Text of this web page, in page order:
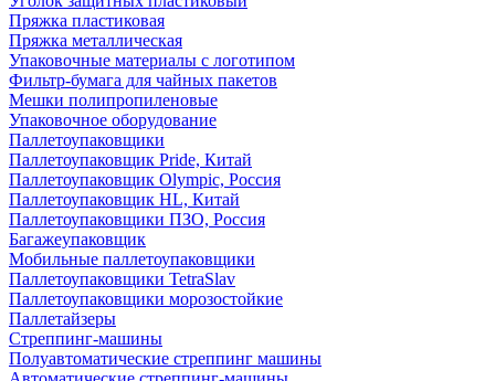
Пряжка пластиковая
Пряжка металлическая
Упаковочные материалы с логотипом
Фильтр-бумага для чайных пакетов
Мешки полипропиленовые
Упаковочное оборудование
Паллетоупаковщики
Паллетоупаковщик Pride, Китай
Паллетоупаковщик Olympic, Россия
Паллетоупаковщик HL, Китай
Паллетоупаковщики ПЗО, Россия
Багажеупаковщик
Мобильные паллетоупаковщики
Паллетоупаковщики TetraSlav
Паллетоупаковщики морозостойкие
Паллетайзеры
Стреппинг-машины
Полуавтоматические стреппинг машины